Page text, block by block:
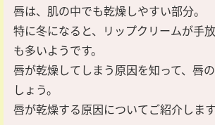
唇は、肌の中でも乾燥しやすい部分。
特に冬になると、リップクリームが手
も多いようです。
唇が乾燥してしまう原因を知って、唇
しょう。
唇が乾燥する原因についてご紹介します